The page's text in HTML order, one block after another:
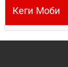
Кеги Моби